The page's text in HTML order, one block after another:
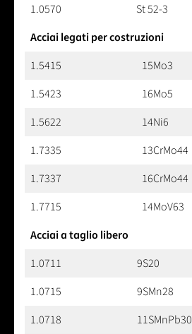
1.0570
St 52-3
Acciai legati per costruzioni
1.5415
15Mo3
1.5423
16Mo5
1.5622
14Ni6
1.7335
13CrMo44
1.7337
16CrMo44
1.7715
14MoV63
Acciai a taglio libero
1.0711
9S20
1.0715
9SMn28
1.0718
11SMnPb30